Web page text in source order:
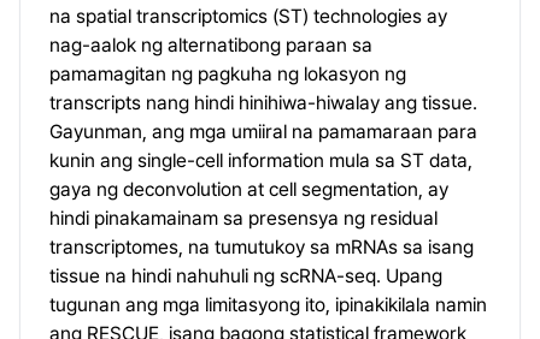
na spatial transcriptomics (ST) technologies ay
nag-aalok ng alternatibong paraan sa
pamamagitan ng pagkuha ng lokasyon ng
transcripts nang hindi hinihiwa-hiwalay ang tissue.
Gayunman, ang mga umiiral na pamamaraan para
kunin ang single-cell information mula sa ST data,
gaya ng deconvolution at cell segmentation, ay
hindi pinakamainam sa presensya ng residual
transcriptomes, na tumutukoy sa mRNAs sa isang
tissue na hindi nahuhuli ng scRNA-seq. Upang
tugunan ang mga limitasyong ito, ipinakikilala namin
ang RESCUE, isang bagong statistical framework